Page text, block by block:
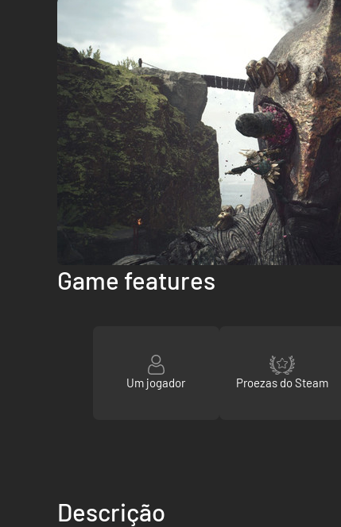
Game features
Um jogador Proezas do Steam
Descrição